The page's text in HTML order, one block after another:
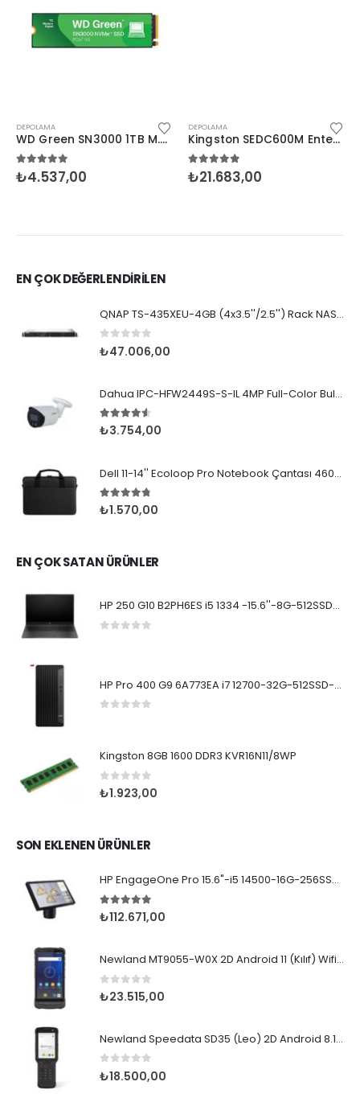
DEPOLAMA
WD Green SN3000 1TB M.2 NVMe SSD (5000/4200)
5.00 5 üzerinden
₺4.537,00
DEPOLAMA
Kingston SEDC600M Enterprise 1.92TB 2.5” SATA SSD
5.00 5 üzerinden
₺21.683,00
EN ÇOK DEĞERLENDİRİLEN
QNAP TS-435XEU-4GB (4x3.5''/2.5'') Rack NAS 1U
0 5 üzerinden
₺47.006,00
Dahua IPC-HFW2449S-S-IL 4MP Full-Color Bullet
4.505 üzerinden
₺3.754,00
Dell 11-14'' Ecoloop Pro Notebook Çantası 460-BDLJ
4.675 üzerinden
₺1.570,00
EN ÇOK SATAN ÜRÜNLER
HP 250 G10 B2PH6ES i5 1334 -15.6''-8G-512SSD-Dos
HP Pro 400 G9 6A773EA i7 12700-32G-512SSD-W11Pro
Kingston 8GB 1600 DDR3 KVR16N11/8WP
0 5 üzerinden
₺1.923,00
SON EKLENEN ÜRÜNLER
HP EngageOne Pro 15.6"-i5 14500-16G-256SSD-OST W11
5.00 5 üzerinden
₺112.671,00
Newland MT9055-W0X 2D Android 11 (Kılıf) Wifi BT
0 5 üzerinden
₺23.515,00
Newland Speedata SD35 (Leo) 2D Android 8.1 Wifi BT
0 5 üzerinden
₺18.500,00